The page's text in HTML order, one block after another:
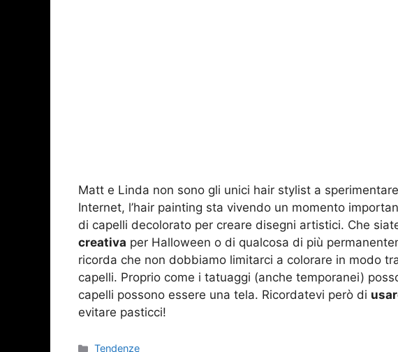
Matt e Linda non sono gli unici hair stylist a
Internet, l’hair painting sta vivendo un momento
di capelli decolorato per creare disegni artistici. Che
creativa per Halloween o di qualcosa di più
ricorda che non dobbiamo limitarci a colorare in modo
capelli. Proprio come i tatuaggi (anche temporanei)
capelli possono essere una tela. Ricordatevi però di
evitare pasticci!
Categorie
Tendenze